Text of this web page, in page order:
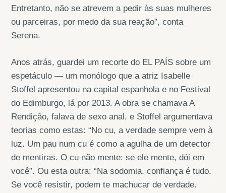
Entretanto, não se atrevem a pedir às suas mulheres
ou parceiras, por medo da sua reação”, conta
Serena.
Anos atrás, guardei um recorte do EL PAÍS sobre um
espetáculo — um monólogo que a atriz Isabelle
Stoffel apresentou na capital espanhola e no Festival
do Edimburgo, lá por 2013. A obra se chamava A
Rendição, falava de sexo anal, e Stoffel argumentava
teorias como estas: “No cu, a verdade sempre vem à
luz. Um pau num cu é como a agulha de um detector
de mentiras. O cu não mente: se ele mente, dói em
você”. Ou esta outra: “Na sodomia, confiança é tudo.
Se você resistir, podem te machucar de verdade.